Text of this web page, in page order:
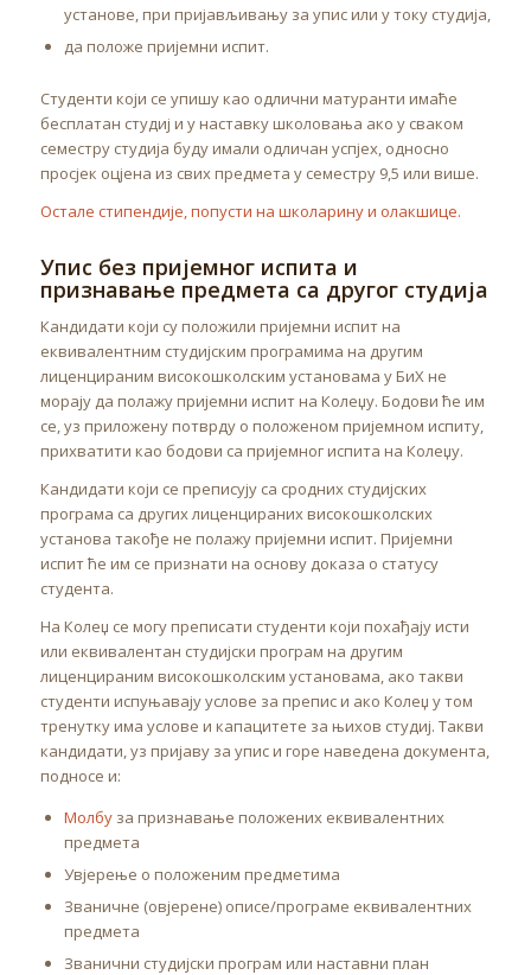
установе, при пријављивању за упис или у току студија,
да положе пријемни испит.
Студенти који се упишу као одлични матуранти имаће
бесплатан студиј и у наставку школовања ако у сваком
семестру студија буду имали одличан успјех, односно
просјек оцјена из свих предмета у семестру 9,5 или више.
Остале стипендије, попусти на школарину и олакшице.
Упис без пријемног испита и
признавање предмета са другог студија
Кандидати који су положили пријемни испит на
еквивалентним студијским програмима на другим
лиценцираним високошколским установама у БиХ не
морају да полажу пријемни испит на Колеџу. Бодови ће им
се, уз приложену потврду о положеном пријемном испиту,
прихватити као бодови са пријемног испита на Колеџу.
Кандидати који се преписују са сродних студијских
програма са других лиценцираних високошколских
установа такође не полажу пријемни испит. Пријемни
испит ће им се признати на основу доказа о статусу
студента.
На Колеџ се могу преписати студенти који похађају исти
или еквивалентан студијски програм на другим
лиценцираним високошколским установама, ако такви
студенти испуњавају услове за препис и ако Колеџ у том
тренутку има услове и капацитете за њихов студиј. Такви
кандидати, уз пријаву за упис и горе наведена документа,
подносе и:
Молбуза признавање положених еквивалентних
предмета
Увјерење о положеним предметима
Званичне (овјерене) описе/програме еквивалентних
предмета
Званични студијски програм или наставни план